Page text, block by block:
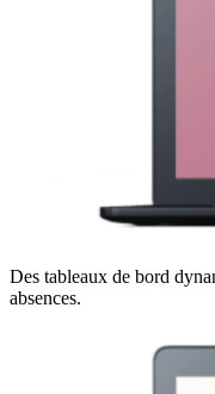
Des tableaux de bord
absences.